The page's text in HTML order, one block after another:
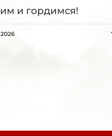
и гордимся!
2026